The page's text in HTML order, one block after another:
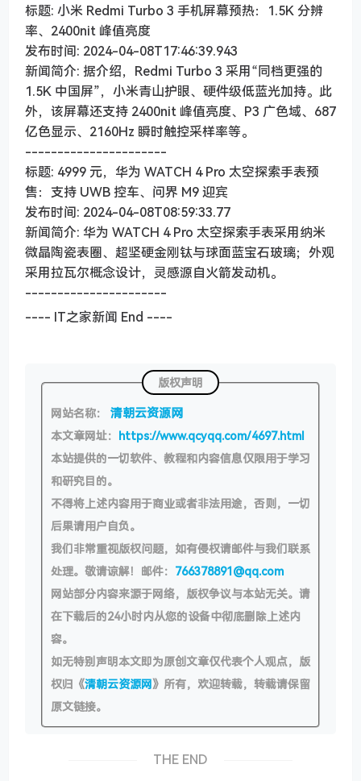
标题: 小米 Redmi Turbo 3 手机屏幕预热：1.5K 分辨
率、2400nit 峰值亮度
发布时间: 2024-04-08T17:46:39.943
新闻简介: 据介绍，Redmi Turbo 3 采用“同档更强的
1.5K 中国屏”，小米青山护眼、硬件级低蓝光加持。此
外，该屏幕还支持 2400nit 峰值亮度、P3 广色域、687
亿色显示、2160Hz 瞬时触控采样率等。
----------------------
标题: 4999 元，华为 WATCH 4 Pro 太空探索手表预
售：支持 UWB 控车、问界 M9 迎宾
发布时间: 2024-04-08T08:59:33.77
新闻简介: 华为 WATCH 4 Pro 太空探索手表采用纳米
微晶陶瓷表圈、超坚硬金刚钛与球面蓝宝石玻璃；外观
采用拉瓦尔概念设计，灵感源自火箭发动机。
----------------------
---- IT之家新闻 End ----
版权声明
网站名称： 清朝云资源网
本文章网址： https://www.qcyqq.com/4697.html
本站提供的一切软件、教程和内容信息仅限用于学习
和研究目的。
不得将上述内容用于商业或者非法用途，否则，一切
后果请用户自负。
我们非常重视版权问题，如有侵权请邮件与我们联系
处理。敬请谅解！邮件： 766378891@qq.com
网站部分内容来源于网络，版权争议与本站无关。请
在下载后的24小时内从您的设备中彻底删除上述内
容。
如无特别声明本文即为原创文章仅代表个人观点，版
权归《清朝云资源网》所有，欢迎转载，转载请保留
原文链接。
THE END